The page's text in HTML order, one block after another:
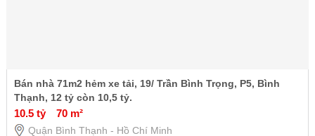
Bán nhà 71m2 hẻm xe tải, 19/ Trần Bình Trọng, P5, Bình
Thạnh, 12 tỷ còn 10,5 tỷ.
10.5 tỷ 70 m²
Quận Bình Thạnh - Hồ Chí Minh